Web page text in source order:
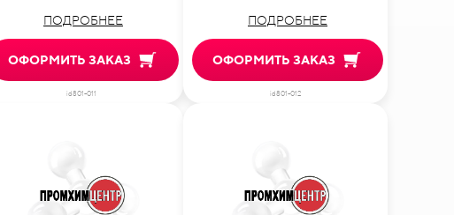
ПОДРОБНЕЕ
ОФОРМИТЬ ЗАКАЗ
id801-011
ПОДРОБНЕЕ
ОФОРМИТЬ ЗАКАЗ
id801-012